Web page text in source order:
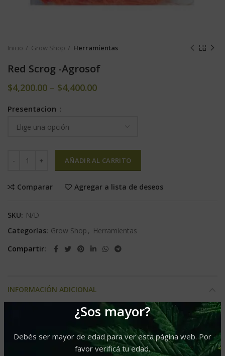
¿Sos mayor?
Debés ser mayor de edad para ver esta página web. Por
favor verificá tu edad.
Inicio Grow Shop Herramientas
Red Scrog -Agrosof
$4,200.00 – $4,400.00
Presentacion
AÑADIR AL CARRITO
Comparar Agregar a lista de deseos
SKU: N/D
Categorías: Grow Shop , Herramientas
Compartir
INFORMACIÓN ADICIONAL
100×100, 60×60, 80×80